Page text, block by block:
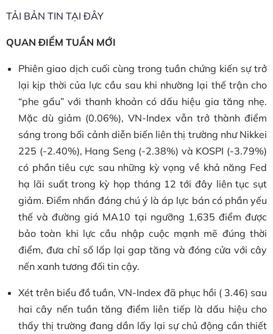
TẢI BẢN TIN TẠI ĐÂY
QUAN ĐIỂM TUẦN MỚI
Phiên giao dịch cuối cùng trong tuần chứng kiến sự trở
lại kịp thời của lực cầu sau khi nhường lại thế trận cho
“phe gấu” với thanh khoản có dấu hiệu gia tăng nhẹ.
Mặc dù giảm (0.06%), VN-Index vẫn trở thành điểm
sáng trong bối cảnh diễn biến liên thị trường như Nikkei
225 (-2.40%), Hang Seng (-2.38%) và KOSPI (-3.79%)
có phần tiêu cực sau những kỳ vọng về khả năng Fed
hạ lãi suất trong kỳ họp tháng 12 tới đây liên tục sụt
giảm. Điểm nhấn đáng chú ý là áp lực bán có phần yếu
thế và đường giá MA10 tại ngưỡng 1,635 điểm được
bảo toàn khi lực cầu nhập cuộc mạnh mẽ đúng thời
điểm, đưa chỉ số lấp lại gap tăng và đóng cửa với cây
nến xanh tương đối tin cậy.
Xét trên biểu đồ tuần, VN-Index đã phục hồi ( 3.46) sau
hai cây nến tuần tăng điểm liên tiếp là dấu hiệu cho
thấy thị trường đang dần lấy lại sự chủ động cần thiết